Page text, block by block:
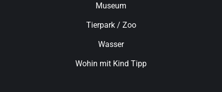
Museum
Tierpark / Zoo
Wasser
Wohin mit Kind Tipp